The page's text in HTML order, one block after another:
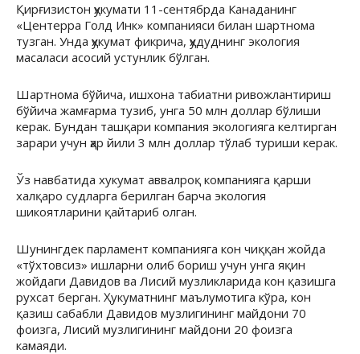
Қирғизистон ҳукумати 11-сентябрда Канаданинг
«Центерра Голд Инк» компанияси билан шартнома
тузган. Унда ҳукумат фикрича, ҳудуднинг экология
масаласи асосий устунлик бўлган.
Шартнома бўйича, ишхона табиатни ривожлантириш
бўйича жамғарма тузиб, унга 50 млн доллар бўлиши
керак. Бундан ташқари компания экологияга келтирган
зарари учун ҳар йили 3 млн доллар тўлаб туриши керак.
Ўз навбатида хукумат аввалроқ компанияга қарши
халқаро судларга берилган барча экология
шикоятларини қайтариб олган.
Шунингдек парламент компанияга кон чиққан жойда
«тўхтовсиз» ишларни олиб бориш учун унга яқин
жойдаги Давидов ва Лисий музликларида кон қазишга
рухсат берган. Ҳукуматнинг маълумотига кўра, кон
қазиш сабабли Давидов музлигининг майдони 70
фоизга, Лисий музлигининг майдони 20 фоизга
камаяди.